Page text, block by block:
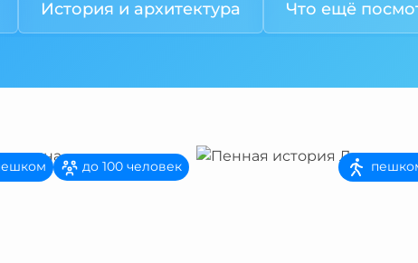
История и архитектура Что ещё
до 100 человек